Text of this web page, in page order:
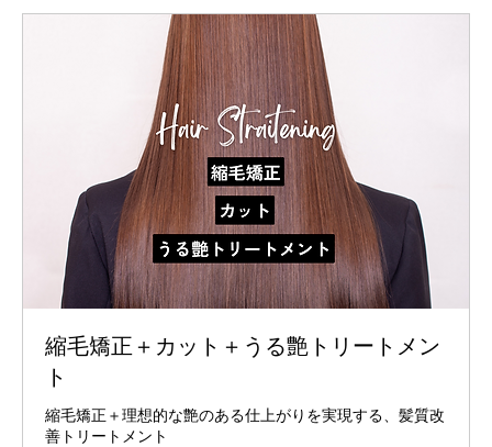
縮毛矯正＋カット＋うる艶トリートメン
ト
縮毛矯正＋理想的な艶のある仕上がりを実現する、髪質改
善トリートメント